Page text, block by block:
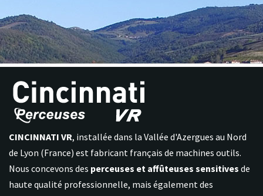
CINCINNATI VR, installée dans la Vallée d'Azergues au Nord
de Lyon (France) est fabricant français de machines outils.
Nous concevons des perceuses et affûteuses sensitives de
haute qualité professionnelle, mais également des